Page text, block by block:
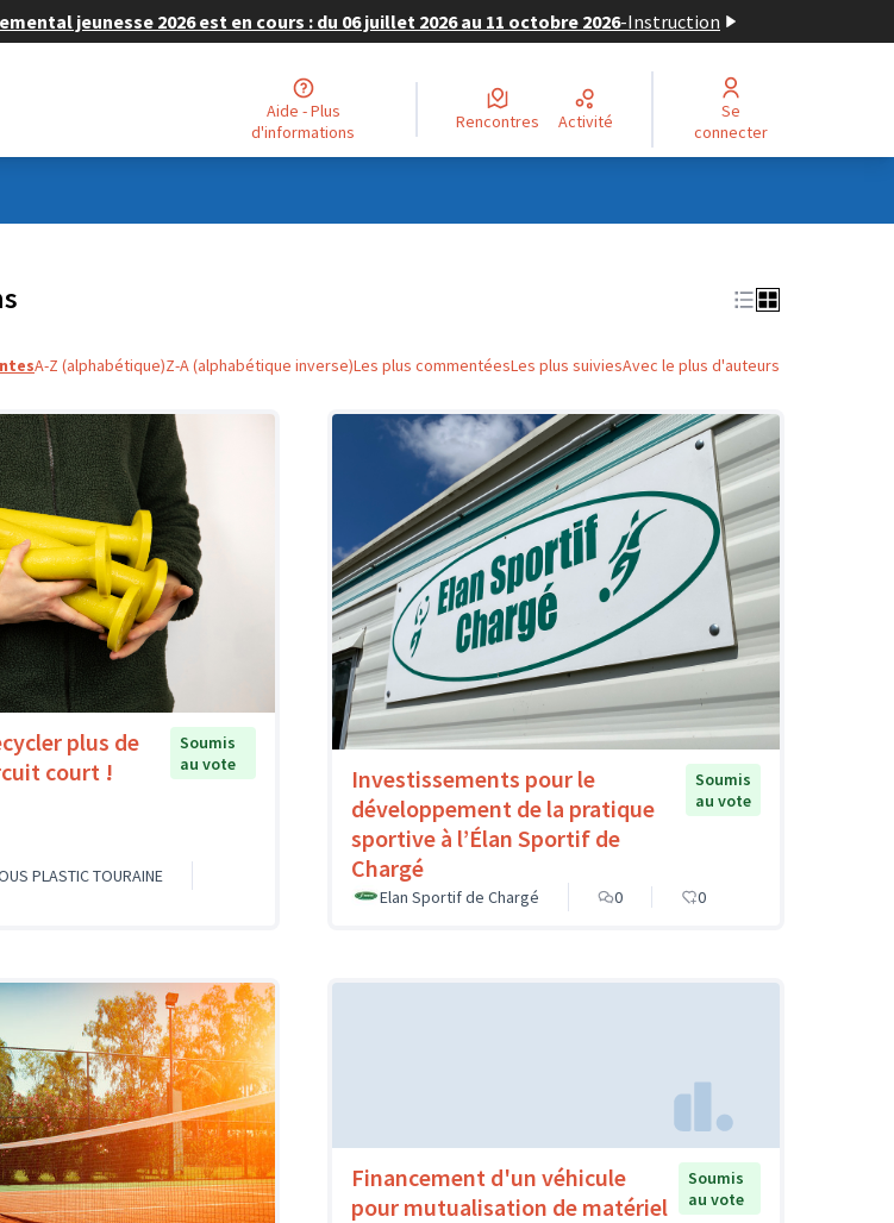
jeunesse 2026 est en cours : du 06 juillet 2026 au 11 octobre 2026-Instruction
Aide - Plus
d'informations
Rencontres Activité
Se
connecter
A-Z (alphabétique)Z-A (alphabétique inverse)Les plus commentéesLes plus suiviesAvec le plus d'auteurs
plus de
court !
Soumis
au vote
PLASTIC TOURAINE
Investissements pour le
développement de la pratique
sportive à l’Élan Sportif de
Chargé
Soumis
au vote
Elan Sportif de Chargé 0 0
Financement d'un véhicule
pour mutualisation de matériel
Soumis
au vote